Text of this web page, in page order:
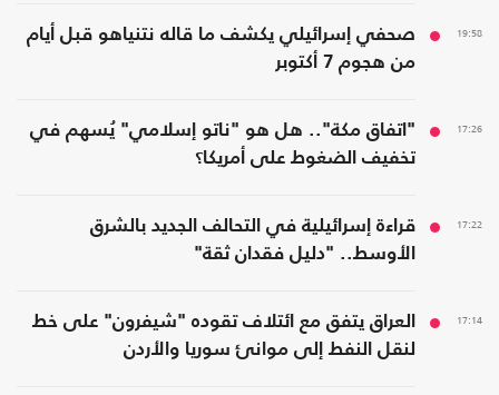
19:58
صحفي إسرائيلي يكشف ما قاله نتنياهو قبل أيام
من هجوم 7 أكتوبر
17:26
"اتفاق مكة".. هل هو "ناتو إسلامي" يُسهم في
تخفيف الضغوط على أمريكا؟
17:22
قراءة إسرائيلية في التحالف الجديد بالشرق
الأوسط.. "دليل فقدان ثقة"
17:14
العراق يتفق مع ائتلاف تقوده "شيفرون" على خط
لنقل النفط إلى موانئ سوريا والأردن